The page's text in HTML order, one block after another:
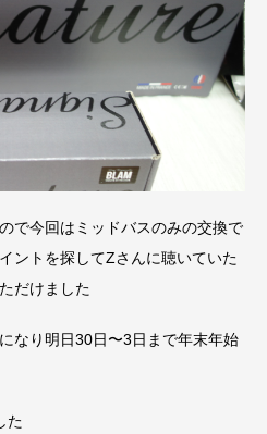
で今回はミッドバスのみの交換で
ントを探してZさんに聴いていた
だけました
なり明日30日〜3日まで年末年始
た